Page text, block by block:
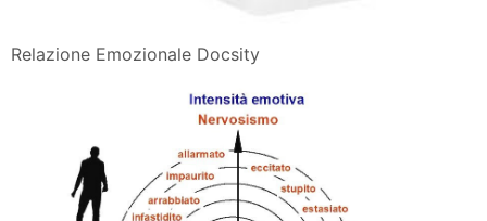
Relazione Emozionale Docsity